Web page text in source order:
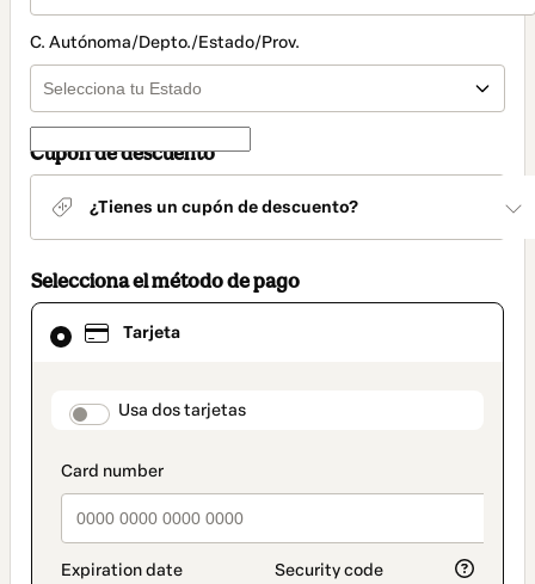
C. Autónoma/Depto./Estado/Prov.
Cupón de descuento
¿Tienes un cupón de descuento?
Selecciona el método de pago
Tarjeta
payment_data.section_title_v2
Usa dos tarjetas
El
método
seleccionado